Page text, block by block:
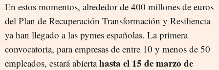
En estos momentos, alrededor de 400 millones de euros
del Plan de Recuperación Transformación y Resiliencia
ya han llegado a las pymes españolas. La primera
convocatoria, para empresas de entre 10 y menos de 50
empleados, estará abiertahasta el 15 de marzo de